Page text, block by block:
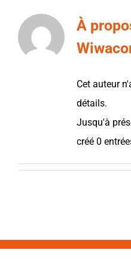
À
Cet auteur
détails.
Jusqu'à
créé 0